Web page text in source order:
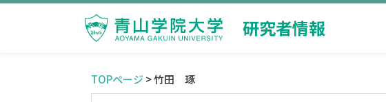
研究者情報
TOPページ > 竹田 琢